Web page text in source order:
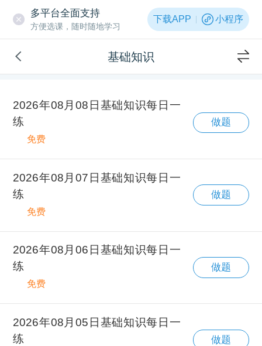
多平台全面支持
方便选课，随时随地学习
下载APP 小程序
基础知识
2026年08月08日基础知识每日一
练
免费
做题
2026年08月07日基础知识每日一
练
免费
做题
2026年08月06日基础知识每日一
练
免费
做题
2026年08月05日基础知识每日一
练
做题